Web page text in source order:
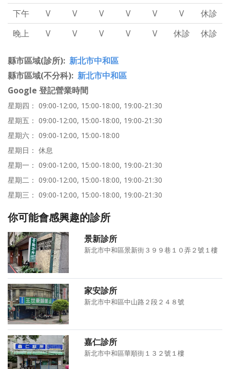
下午
V V V V V V
休診
晚上
V V V V V 休診 休診
縣市區域(診所) 新北市中和區
縣市區域(不分科) 新北市中和區
Google 登記營業時間
星期四： 09:00-12:00, 15:00-18:00, 19:00-21:30
星期五： 09:00-12:00, 15:00-18:00, 19:00-21:30
星期六： 09:00-12:00, 15:00-18:00
星期日： 休息
星期一： 09:00-12:00, 15:00-18:00, 19:00-21:30
星期二： 09:00-12:00, 15:00-18:00, 19:00-21:30
星期三： 09:00-12:00, 15:00-18:00, 19:00-21:30
你可能會感興趣的診所
景新診所
新北市中和區景新街３９９巷１０弄２號１樓
家安診所
新北市中和區中山路２段２４８號
嘉仁診所
新北市中和區華順街１３２號１樓